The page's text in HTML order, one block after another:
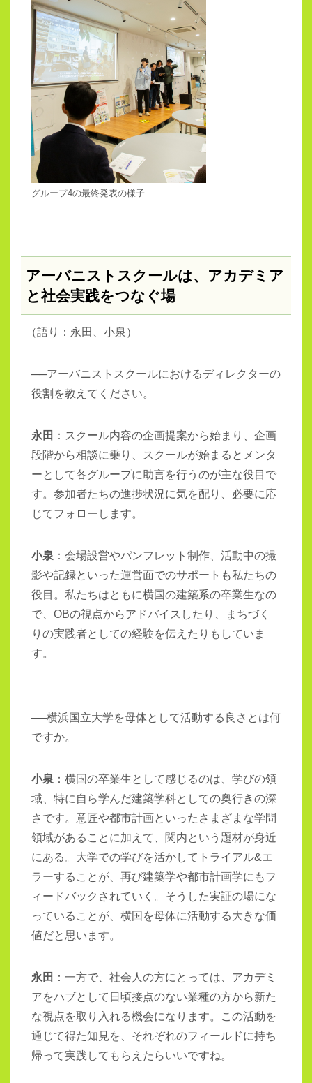
グループ4の最終発表の様子
アーバニストスクールは、アカデミア
と社会実践をつなぐ場
（語り：永田、小泉）
──アーバニストスクールにおけるディレクターの
役割を教えてください。
永田 ：スクール内容の企画提案から始まり、企画
段階から相談に乗り、スクールが始まるとメンタ
ーとして各グループに助言を行うのが主な役目で
す。参加者たちの進捗状況に気を配り、必要に応
じてフォローします。
小泉 ：会場設営やパンフレット制作、活動中の撮
影や記録といった運営面でのサポートも私たちの
役目。私たちはともに横国の建築系の卒業生なの
で、OBの視点からアドバイスしたり、まちづく
りの実践者としての経験を伝えたりもしていま
す。
──横浜国立大学を母体として活動する良さとは何
ですか。
小泉 ：横国の卒業生として感じるのは、学びの領
域、特に自ら学んだ建築学科としての奥行きの深
さです。意匠や都市計画といったさまざまな学問
領域があることに加えて、関内という題材が身近
にある。大学での学びを活かしてトライアル&エ
ラーすることが、再び建築学や都市計画学にもフ
ィードバックされていく。そうした実証の場にな
っていることが、横国を母体に活動する大きな価
値だと思います。
永田 ：一方で、社会人の方にとっては、アカデミ
アをハブとして日頃接点のない業種の方から新た
な視点を取り入れる機会になります。この活動を
通じて得た知見を、それぞれのフィールドに持ち
帰って実践してもらえたらいいですね。